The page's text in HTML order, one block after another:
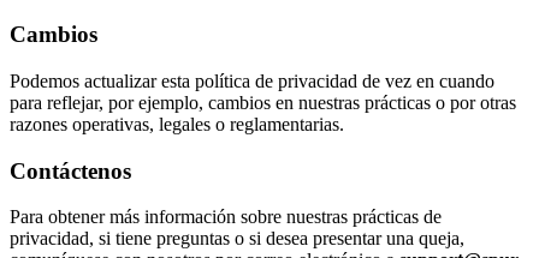
Cambios
Podemos actualizar esta política de privacidad de vez en cuando
para reflejar, por ejemplo, cambios en nuestras prácticas o por otras
razones operativas, legales o reglamentarias.
Contáctenos
Para obtener más información sobre nuestras prácticas de
privacidad, si tiene preguntas o si desea presentar una queja,